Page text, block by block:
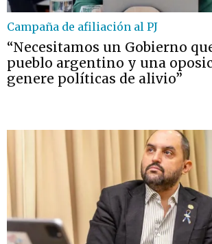
Campaña de afiliación al PJ
“Necesitamos un Gobierno
pueblo argentino y una
genere políticas de alivio”